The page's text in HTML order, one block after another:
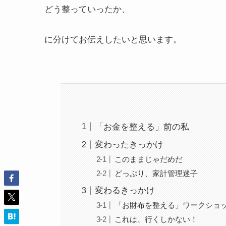
どう整っていったか、
に分けてお伝えしたいと思います。
「お金を整える」前の私
変わったきっかけ
このままじゃだめだ
どっぷり、家計管理迷子
変わるきっかけ
「お財布を整える」ワークショ
これは、行くしかない！